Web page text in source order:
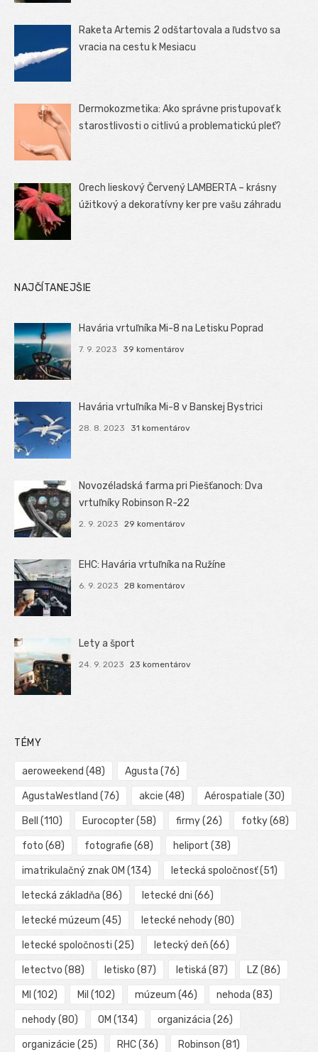
Raketa Artemis 2 odštartovala a ľudstvo sa
vracia na cestu k Mesiacu
Dermokozmetika: Ako správne pristupovať k
starostlivosti o citlivú a problematickú pleť?
Orech lieskový Červený LAMBERTA – krásny
úžitkový a dekoratívny ker pre vašu záhradu
NAJČÍTANEJŠIE
Havária vrtuľníka Mi-8 na Letisku Poprad
7. 9. 2023 39 komentárov
Havária vrtuľníka Mi-8 v Banskej Bystrici
28. 8. 2023 31 komentárov
Novozéladská farma pri Piešťanoch: Dva
vrtuľníky Robinson R-22
2. 9. 2023 29 komentárov
EHC: Havária vrtuľníka na Ružíne
6. 9. 2023 28 komentárov
Lety a šport
24. 9. 2023 23 komentárov
TÉMY
aeroweekend (48) Agusta (76)
AgustaWestland (76) akcie (48) Aérospatiale (30)
Bell (110) Eurocopter(58) firmy(26) fotky(68)
foto (68) fotografie (68) heliport (38)
imatrikulačný znak OM (134) letecká spoločnosť(51)
letecká základňa (86) letecké dni (66)
letecké múzeum (45) letecké nehody(80)
letecké spoločnosti (25) letecký deň(66)
letectvo (88) letisko (87) letiská (87) LZ (86)
MI (102) Mil (102) múzeum (46) nehoda (83)
nehody(80) OM (134) organizácia (26)
organizácie (25) RHC(36) Robinson (81)